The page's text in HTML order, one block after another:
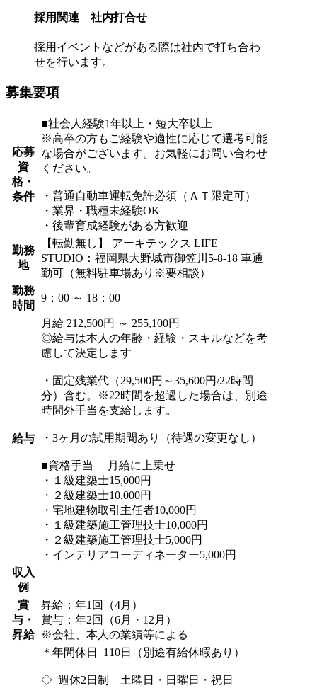
採用関連 社内打合せ
採用イベントなどがある際は社内で打ち合わ
せを行います。
募集要項
応募
資
格・
条件
■社会人経験1年以上・短大卒以上
※高卒の方もご経験や適性に応じて選考可能
な場合がございます。お気軽にお問い合わせ
ください。
・普通自動車運転免許必須（ＡＴ限定可）
・業界・職種未経験OK
・後輩育成経験がある方歓迎
勤務
地
【転勤無し】 アーキテックス LIFE
STUDIO：福岡県大野城市御笠川5-8-18 車通
勤可（無料駐車場あり※要相談）
勤務
時間
9：00 ～ 18：00
給与
月給 212,500円 ～ 255,100円
◎給与は本人の年齢・経験・スキルなどを考
慮して決定します
・固定残業代（29,500円～35,600円/22時間
分）含む。※22時間を超過した場合は、別途
時間外手当を支給します。
・3ヶ月の試用期間あり（待遇の変更なし）
■資格手当 月給に上乗せ
・１級建築士15,000円
・２級建築士10,000円
・宅地建物取引主任者10,000円
・１級建築施工管理技士10,000円
・２級建築施工管理技士5,000円
・インテリアコーディネーター5,000円
収入
例
賞
与・
昇給
昇給：年1回（4月）
賞与：年2回（6月・12月）
※会社、本人の業績等による
＊年間休日 110日（別途有給休暇あり）
◇ 週休2日制 土曜日・日曜日・祝日